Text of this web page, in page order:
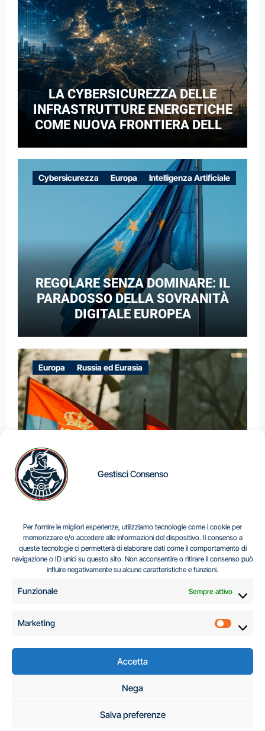
Gestisci Consenso
Per fornire le migliori esperienze, utilizziamo tecnologie come i cookie per
memorizzare e/o accedere alle informazioni del dispositivo. Il consenso a
queste tecnologie ci permetterà di elaborare dati come il comportamento di
navigazione o ID unici su questo sito. Non acconsentire o ritirare il consenso può
influire negativamente su alcune caratteristiche e funzioni.
Funzionale Sempre attivo
Marketing
Accetta
Nega
Salva preferenze
LA CYBERSICUREZZA DELLE
INFRASTRUTTURE ENERGETICHE
COME NUOVA FRONTIERA DELLA
CASO DELLE RETI ELETTRICHE
EUROPEE NEL CONTESTO DELLA
GUERRA IBRIDA
Cybersicurezza Europa Intelligenza Artificiale
REGOLARE SENZA DOMINARE: IL
PARADOSSO DELLA SOVRANITÀ
DIGITALE EUROPEA
Europa Russia ed Eurasia
Centro Analisi e Studi Italus © Tutti i diritti riservati
C.A.S.I. – Centro
Analisi e Studi Italus